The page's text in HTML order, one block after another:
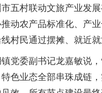
村联动文旅产业发展
动农产品标准化、产
村民通过摆摊、就近
委副书记龙嘉敏说，“
色业态全部串珠成链